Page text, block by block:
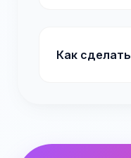
Как